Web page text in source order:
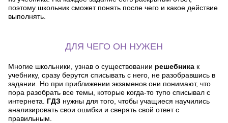
поэтому школьник сможет понять после чего и какое действие
выполнять.
ДЛЯ ЧЕГО ОН НУЖЕН
Многие школьники, узнав о существовании решебника к
учебнику, сразу берутся списывать с него, не разобравшись в
задании. Но при приближении экзаменов они понимают, что
пора разобрать все темы, которые когда-то тупо списывал с
интернета. ГДЗ нужны для того, чтобы учащиеся научились
анализировать свои ошибки и сверять свой ответ с
правильным.